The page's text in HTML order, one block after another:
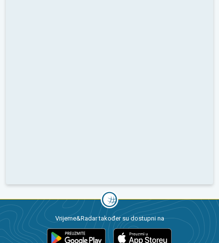
Vrijeme&Radar također su dostupni na